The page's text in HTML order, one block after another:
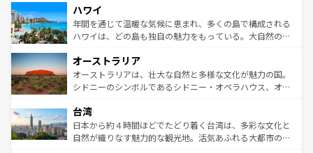
ば市内交通費無料で観光を楽しむこともできる。 なお、新
着のスイス情報はコンテンツ一覧 を参照してほしい。
のような巨大都市は、観光、ショッピング、エンターテイ
ンメントが詰まった刺激的なスポットだ。一方、アメリカ
西部には大自然が広がり、グランドキャニオンやイエロー
部のニューオーリンズでは、音楽と美食が融合した独特の
文化が魅力。旅行者はアメリカの各地域で異なる魅力を楽
しみながら、その多様性と豊かな歴史を感じることができ
ならではの贅沢な旅のスタイルだ。 なお、新着のアメリカ
情報はコンテンツ一覧を参照してほしい。
ハワイ
年間を通じて温暖な気候に恵まれ、多くの島で構成される
ハワイは、どの島も独自の魅力をもっている。大自然の神
ワイ島は見逃せない。また、定番の観光地といえばオアフ
島だが、静かな自然を求めるならマウイ島やカウアイ島が
おすすめ。エメラルドグリーンに輝く海をはじめ、豊かな
れるおもてなしの心で訪れる人々を迎えてくれるハワイの
人々、おいしいローカルフードやハワイアンミュージッ
ク、伝統的なフラダンスなど、すべてがハワイの魅力を彩
オーストラリア
オーストラリアは、壮大な自然と多様な文化が魅力の国。
シドニーのシンボルであるシドニー・オペラハウス、オー
リアリーフや大陸中央部にそびえるウルル（エアーズロッ
ク）、タスマニアの美しい原生林やケアンズの熱帯雨林な
ど、見どころがたくさん。また、カフェやワイン、オージ
台湾
日本から約４時間ほどでたどり着く台湾は、多彩な文化と
自然が織りなす魅力的な観光地。活気あふれる大都市の台